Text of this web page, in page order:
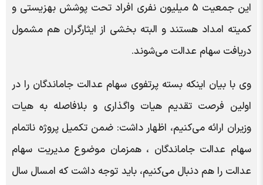
این جمعیت ۵ میلیون نفری افراد تحت پوشش بهزیستی و
کمیته امداد هستند و البته بخشی از ایثارگران هم مشمول
دریافت سهام عدالت می‌شوند.
وی با بیان اینکه بسته پرتفوی سهام عدالت جاماندگان را در
اولین فرصت تقدیم هیات واگذاری و بلافاصله به هیات
وزیران ارائه می‌کنیم، اظهار داشت: ضمن تکمیل پروژه ناتمام
سهام عدالت جاماندگان ، همزمان موضوع مدیریت سهام
عدالت را هم دنبال می‌کنیم، باید توجه داشت که امسال سال